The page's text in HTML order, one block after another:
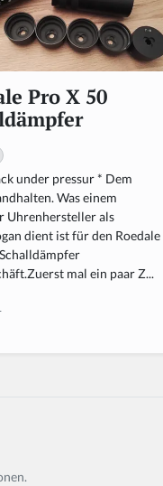
Pro X 50
under pressur * Dem
Was einem
Uhrenhersteller als
dient ist für den Roedale
mal ein paar Z...